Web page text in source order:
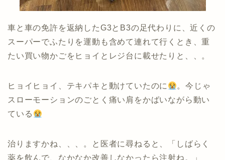
車と車の免許を返納したG3とB3の足代わりに、近くの
スーパーでふたりを運動も含めて連れて行くとき、重
たい買い物かごをヒョイとレジ台に載せたりと、、。
ヒョイヒョイ、テキパキと動けていたのに
。今じゃ
スローモーションのごとく痛い肩をかばいながら動い
ている
治りますかね、、、。と医者に尋ねると、「しばらく
薬を飲んで、なかなか改善しなかったら注射ね。」